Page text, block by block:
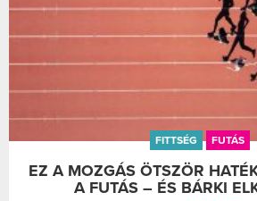
FITTSÉG FUTÁS
EZ A MOZGÁS ÖTSZÖR
A FUTÁS – ÉS BÁRKI